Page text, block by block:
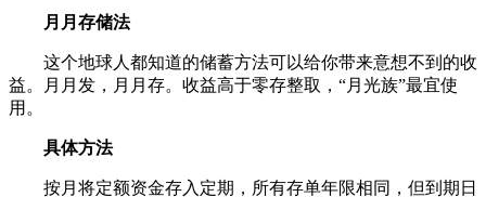
月月存储法
这个地球人都知道的储蓄方法可以给你带来意想不到的收
益。月月发，月月存。收益高于零存整取，“月光族”最宜使
用。
具体方法
按月将定额资金存入定期，所有存单年限相同，但到期日